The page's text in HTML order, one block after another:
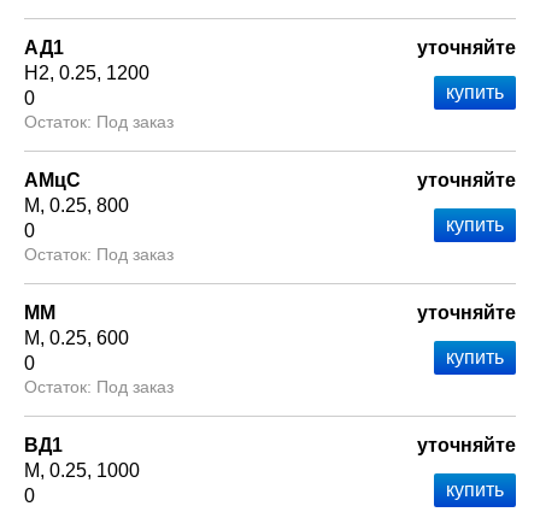
АД1
Н2 0.25 1200
0
Под заказ
уточняйте
АМцС
М 0.25 800
0
Под заказ
уточняйте
ММ
М 0.25 600
0
Под заказ
уточняйте
ВД1
М 0.25 1000
0
уточняйте